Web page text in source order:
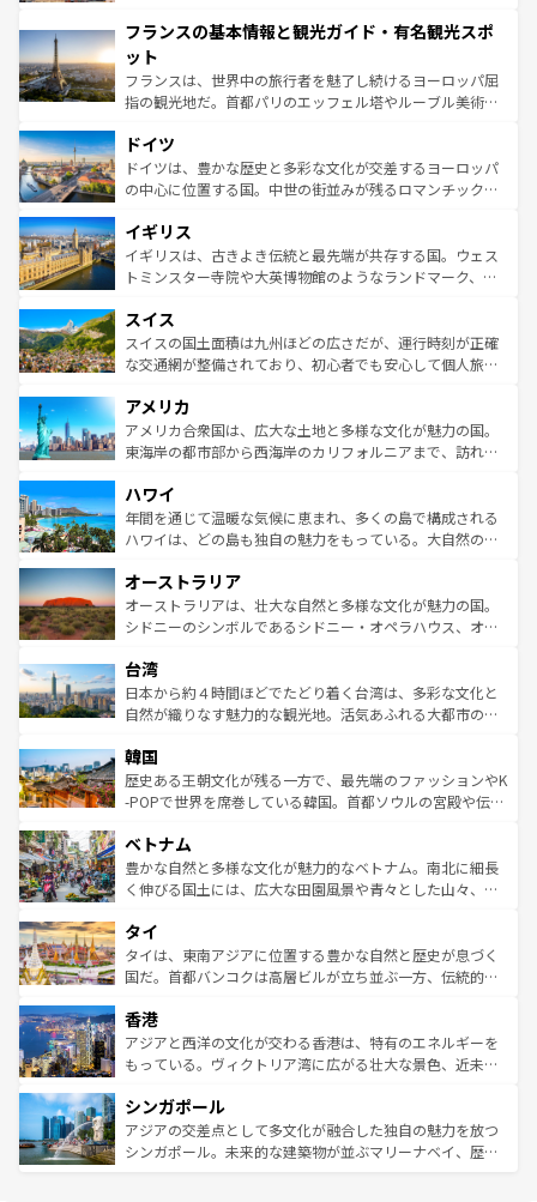
ませてくれるイタリアで、忘れられない旅をしてみよう！
なお、新着のイタリア情報は
しい。
文化が根付くこの国では、情熱的なフラメンコ、熱気あふ
れる闘牛、そして美味しいタパスが生活の一部となってい
る。首都マドリードの洗練された雰囲気や、バルセロナの
アートに溢れた街角から、地方では古代ローマ遺跡や中世
せる。地方によって風土や気候が異なるスペインはその個
性で訪れる人を魅了する。 なお、新着のスペイン情報は コ
ンテンツ一覧を参照してほしい。
フランスの基本情報と観光ガイド・有名観光スポ
ット
フランスは、世界中の旅行者を魅了し続けるヨーロッパ屈
指の観光地だ。首都パリのエッフェル塔やルーブル美術館
で、幅広い魅力が詰まっている。華麗な宮殿、歴史的な大
聖堂、美しいビーチ、そして豊かな自然が、訪れる者を心
から魅了する。また、フランスは美食の国としても知ら
いる。シャンパンの発祥地であるランス、プロヴァンスの
香り高いラベンダー畑など、多彩な楽しみ方が可能だ。さ
らに、パリ以外の地域にも魅力が溢れており、どの街角に
れる地方に足を運ぶとそれぞれで全く異なる文化を体験で
きるだろう。 なお、新着のフランス情報はコンテンツ一覧
を参照してほしい。
ドイツ
ドイツは、豊かな歴史と多彩な文化が交差するヨーロッパ
の中心に位置する国。中世の街並みが残るロマンチック街
顔を持つこの国は、どこを歩いても飽きることがない。ベ
ルリンの文化的活気、バイエルン州のアルプスの絶景、そ
してライン川沿いのワイン畑といった風景は必見。ビール
は、お酒好きな人にはぜひ体験してほしい。 なお、新着の
ドイツ情報はコンテンツ一覧を参照してほしい。
イギリス
イギリスは、古きよき伝統と最先端が共存する国。ウェス
トミンスター寺院や大英博物館のようなランドマーク、歴
リアごとに異なる魅力がある。また、優雅なアフタヌーン
ティー、ビール好きにはたまらない英国パブ、サッカー観
戦など、本場だからこそできる体験も豊富。イギリスを旅
ンツ一覧を参照してほしい。
スイス
スイスの国土面積は九州ほどの広さだが、運行時刻が正確
な交通網が整備されており、初心者でも安心して個人旅行
の建物がそのまま残る町や、スイスならではのユニークな
博物館もあり、アルプス観光だけでなく町歩きも満喫する
ことができる。国民の所得が高いため物価も高いが、旅行
ば市内交通費無料で観光を楽しむこともできる。 なお、新
着のスイス情報はコンテンツ一覧 を参照してほしい。
アメリカ
アメリカ合衆国は、広大な土地と多様な文化が魅力の国。
東海岸の都市部から西海岸のカリフォルニアまで、訪れる
のような巨大都市は、観光、ショッピング、エンターテイ
ンメントが詰まった刺激的なスポットだ。一方、アメリカ
西部には大自然が広がり、グランドキャニオンやイエロー
部のニューオーリンズでは、音楽と美食が融合した独特の
文化が魅力。旅行者はアメリカの各地域で異なる魅力を楽
しみながら、その多様性と豊かな歴史を感じることができ
ならではの贅沢な旅のスタイルだ。 なお、新着のアメリカ
情報はコンテンツ一覧を参照してほしい。
ハワイ
年間を通じて温暖な気候に恵まれ、多くの島で構成される
ハワイは、どの島も独自の魅力をもっている。大自然の神
ワイ島は見逃せない。また、定番の観光地といえばオアフ
島だが、静かな自然を求めるならマウイ島やカウアイ島が
おすすめ。エメラルドグリーンに輝く海をはじめ、豊かな
れるおもてなしの心で訪れる人々を迎えてくれるハワイの
人々、おいしいローカルフードやハワイアンミュージッ
ク、伝統的なフラダンスなど、すべてがハワイの魅力を彩
ワイを、存分に味わってほしい。 なお、新着のハワイ情報
はコンテンツ一覧を参照してほしい。
オーストラリア
オーストラリアは、壮大な自然と多様な文化が魅力の国。
シドニーのシンボルであるシドニー・オペラハウス、オー
リアリーフや大陸中央部にそびえるウルル（エアーズロッ
ク）、タスマニアの美しい原生林やケアンズの熱帯雨林な
ど、見どころがたくさん。また、カフェやワイン、オージ
いる。アクティビティも充実しており、サーフィンやダイ
ビング、ハイキングなど、アウトドア好きにはたまらな
い。オーストラリアの多彩な魅力を存分に味わいつくそ
参照してほしい。
台湾
日本から約４時間ほどでたどり着く台湾は、多彩な文化と
自然が織りなす魅力的な観光地。活気あふれる大都市の台
ン）、静ひつな山岳地帯である台湾東部など、都市の喧騒
と山間の静けさが共存しており、訪れる人に新しい発見と
驚きをもたらしてくれる。また、奥深い台湾の食文化も魅
容にもいいと評判のスイーツなど、バラエティ豊かな料理
が味わえる。 なお、新着の台湾情報は コンテンツ一覧を参
照してほしい。
韓国
歴史ある王朝文化が残る一方で、最先端のファッションやK
-POPで世界を席巻している韓国。首都ソウルの宮殿や伝統
き、地方に足を延ばせば四季折々の自然美を楽しむことが
できる。そして、キムチや焼肉、絶品のストリートフード
まで、さまざまな韓国料理が待っている。夜には、韓国な
リティに包まれながら、韓国の多彩な魅力を心ゆくまで味
わってみてほしい。 なお、新着の韓国情報はコンテンツ一
覧を参照してほしい。
ベトナム
豊かな自然と多様な文化が魅力的なベトナム。南北に細長
く伸びる国土には、広大な田園風景や青々とした山々、世
急速な発展と共に伝統が息づく。ハノイの古い町並みやホ
ーチミン市のフランス統治時代の建物も、独特の雰囲気を
醸し出している。また、バラエティの豊かさとおいしさで
とつ。フォーやバインミー、ベトナムコーヒーなどは、ぜ
ひ現地で味わいたい。どの地域を訪れてもあたたかい人々
が旅行者を迎えてくれるので、きっと忘れられない旅にな
参照してほしい。
タイ
タイは、東南アジアに位置する豊かな自然と歴史が息づく
国だ。首都バンコクは高層ビルが立ち並ぶ一方、伝統的な
の活気が交差している。北部ではチェンマイなどの山岳地
帯で自然と触れ合い、南部ではプーケットやクラビの美し
いビーチでリゾート気分を楽しむことができる。タイ料理
激する。気候は一年中温暖で、どの季節にも異なる楽しみ
が待っている。親しみやすいタイの人々、仏教を中心とし
た文化、そして多様な観光資源が、訪れる旅人を魅了し続
香港
アジアと西洋の文化が交わる香港は、特有のエネルギーを
もっている。ヴィクトリア湾に広がる壮大な景色、近未来
み、どこを訪れても感動するはず。観光スポットが密集し
ており、効率よく見どころを回れるのも魅力。息をのむよ
うな絶景から文化的な体験まで、香港を存分に楽しみ尽く
シンガポール
アジアの交差点として多文化が融合した独自の魅力を放つ
シンガポール。未来的な建築物が並ぶマリーナベイ、歴史